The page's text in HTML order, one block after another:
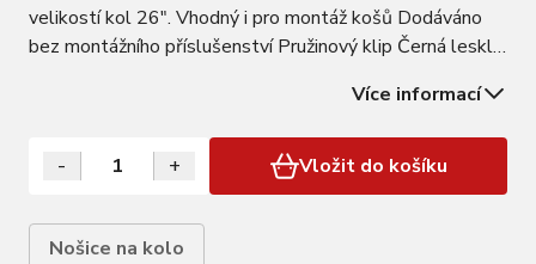
velikostí kol 26". Vhodný i pro montáž košů Dodáváno
bez montážního příslušenství Pružinový klip Černá lesklá
Více informací
- + Vložit do košíku
Nošice na kolo